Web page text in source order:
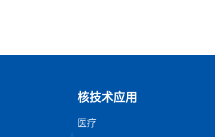
核技术应用
医疗